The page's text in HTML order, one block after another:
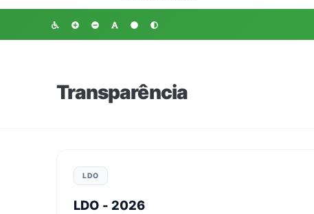
Transparência
LDO
LDO - 2026